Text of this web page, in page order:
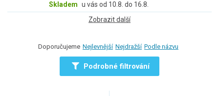
Skladem u vás od 10.8. do 16.8.
Zobrazit další
Doporučujeme Nejlevnější Nejdražší Podle názvu
Podrobné filtrování